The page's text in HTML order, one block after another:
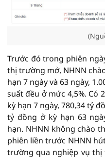
Trước đó trong phiên
thị trường mở, NHNN
hạn 7 ngày và 63 ngày,
suất đều ở mức 4,5%. Có
kỳ hạn 7 ngày, 780,34 tỷ
tỷ đồng ở kỳ hạn 63
hạn. NHNN không chào
phiên liền trước NHNN
trường qua nghiệp vụ thị